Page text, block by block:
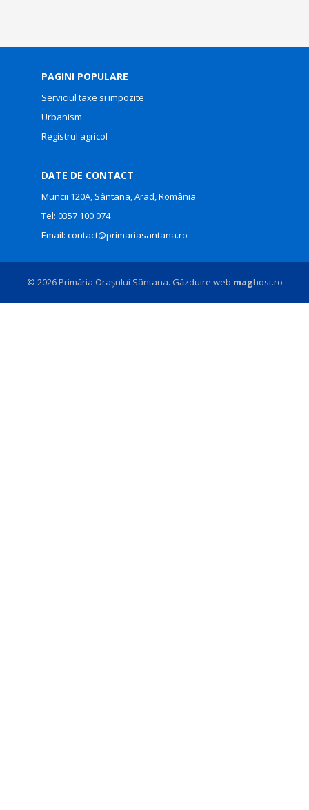
PAGINI POPULARE
Serviciul taxe si impozite
Urbanism
Registrul agricol
DATE DE CONTACT
Muncii 120A, Sântana, Arad, România
Tel: 0357 100 074
Email: contact@primariasantana.ro
© 2026 Primăria Orașului Sântana. Găzduire web maghost.ro